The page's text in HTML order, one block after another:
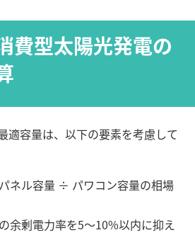
費型太陽光発電の
適容量は、以下の要素を考慮して
ネル容量 ÷ パワコン容量の相場
余剰電力率を5～10%以内に抑え